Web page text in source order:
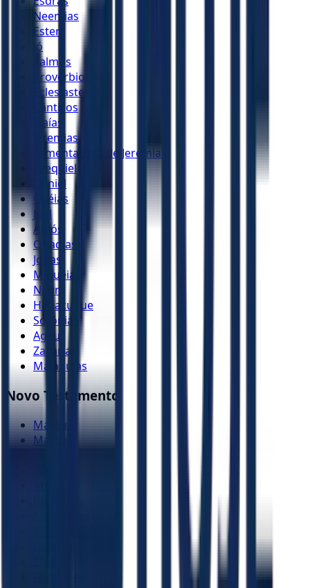
Neemias
Ester
Jó
Salmos
Provérbios
Eclesiastes
Cânticos
Isaías
Jeremias
Lamentações de Jeremias
Ezequiel
Daniel
Oséias
Joel
Amós
Obadias
Jonas
Miquéias
Naum
Habacuque
Sofonias
Ageu
Zacarias
Malaquias
Novo Testamento
Mateus
Marcos